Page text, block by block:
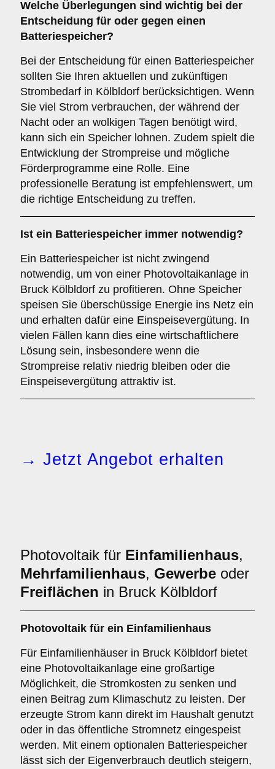
Welche Überlegungen sind wichtig bei der
Entscheidung für oder gegen einen
Batteriespeicher?
Bei der Entscheidung für einen Batteriespeicher
sollten Sie Ihren aktuellen und zukünftigen
Strombedarf in Kölbldorf berücksichtigen. Wenn
Sie viel Strom verbrauchen, der während der
Nacht oder an wolkigen Tagen benötigt wird,
kann sich ein Speicher lohnen. Zudem spielt die
Entwicklung der Strompreise und mögliche
Förderprogramme eine Rolle. Eine
professionelle Beratung ist empfehlenswert, um
die richtige Entscheidung zu treffen.
Ist ein Batteriespeicher immer notwendig?
Ein Batteriespeicher ist nicht zwingend
notwendig, um von einer Photovoltaikanlage in
Bruck Kölbldorf zu profitieren. Ohne Speicher
speisen Sie überschüssige Energie ins Netz ein
und erhalten dafür eine Einspeisevergütung. In
vielen Fällen kann dies eine wirtschaftlichere
Lösung sein, insbesondere wenn die
Strompreise relativ niedrig bleiben oder die
Einspeisevergütung attraktiv ist.
→ Jetzt Angebot erhalten
Photovoltaik für Einfamilienhaus,
Mehrfamilienhaus, Gewerbe oder
Freiflächen in Bruck Kölbldorf
Photovoltaik für ein Einfamilienhaus
Für Einfamilienhäuser in Bruck Kölbldorf bietet
eine Photovoltaikanlage eine großartige
Möglichkeit, die Stromkosten zu senken und
einen Beitrag zum Klimaschutz zu leisten. Der
erzeugte Strom kann direkt im Haushalt genutzt
oder in das öffentliche Stromnetz eingespeist
werden. Mit einem optionalen Batteriespeicher
lässt sich der Eigenverbrauch deutlich steigern,